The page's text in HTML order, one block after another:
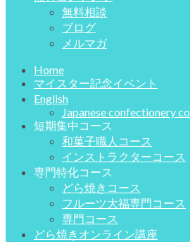
無料相談
ブログ
メルマガ
Home
マイスター記念イベント
English
Japanese confectionery
短期集中コース
和菓子職人コース
インストラクターコース
専門特化コース
どら焼きコース
フルーツ大福専門コース
専門コース
どら焼きオンライン講座